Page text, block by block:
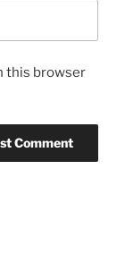
this browser